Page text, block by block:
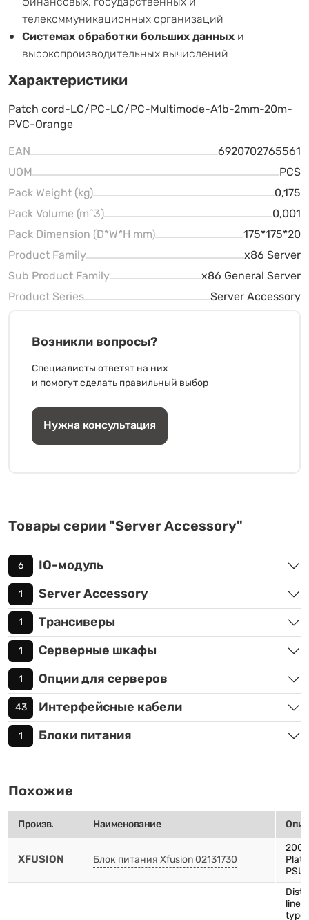
телекоммуникационных организаций
Системах обработки больших данных и
высокопроизводительных вычислений
Характеристики
Patch cord-LC/PC-LC/PC-Multimode-A1b-2mm-20m-
PVC-Orange
EAN
6920702765561
UOM
PCS
Pack Weight (kg)
0,175
Pack Volume (m^3)
0,001
Pack Dimension (D*W*H mm)
175*175*20
Product Family
x86 Server
Sub Product Family
x86 General Server
Product Series
Server Accessory
Возникли вопросы?
Специалисты ответят на них
и помогут сделать правильный выбор
Нужна консультация
Товары серии "Server Accessory"
6 IO-модуль
1 Server Accessory
1 Трансиверы
1 Серверные шкафы
1 Опции для серверов
43 Интерфейсные кабели
1 Блоки питания
Похожие
Произв. Наименование
XFUSION Блок питания Xfusion 02131730
PSU
line-